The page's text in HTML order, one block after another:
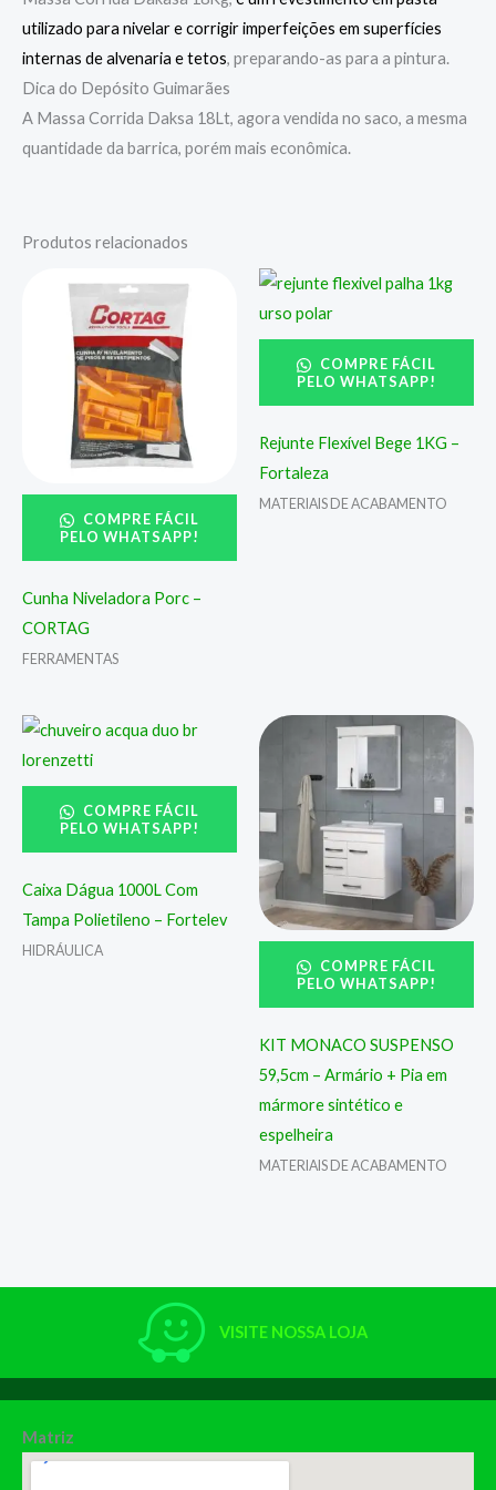
utilizado para nivelar e corrigir imperfeições em superfícies
internas de alvenaria e tetos, preparando-as para a pintura.
Dica do Depósito Guimarães
A Massa Corrida Daksa 18Lt, agora vendida no saco, a mesma
quantidade da barrica, porém mais econômica.
Produtos relacionados
COMPRE FÁCIL
PELO WHATSAPP!
Cunha Niveladora Porc –
CORTAG
FERRAMENTAS
COMPRE FÁCIL
PELO WHATSAPP!
Rejunte Flexível Bege 1KG –
Fortaleza
MATERIAIS DE ACABAMENTO
COMPRE FÁCIL
PELO WHATSAPP!
Caixa Dágua 1000L Com
Tampa Polietileno – Fortelev
HIDRÁULICA
COMPRE FÁCIL
PELO WHATSAPP!
KIT MONACO SUSPENSO
59,5cm – Armário + Pia em
mármore sintético e
espelheira
MATERIAIS DE ACABAMENTO
VISITE NOSSA LOJA
Matriz